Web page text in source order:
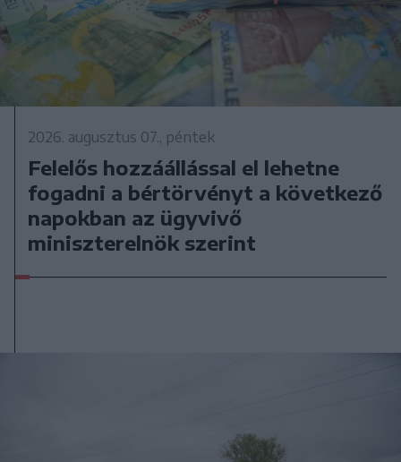
2026. augusztus 07., péntek
Felelős hozzáállással el lehetne
fogadni a bértörvényt a következő
napokban az ügyvivő
miniszterelnök szerint